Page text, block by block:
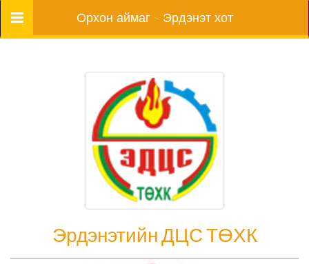
Цэс Орхон аймаг - Эрдэнэт хот
Эрдэнэтийн ДЦС ТӨХК